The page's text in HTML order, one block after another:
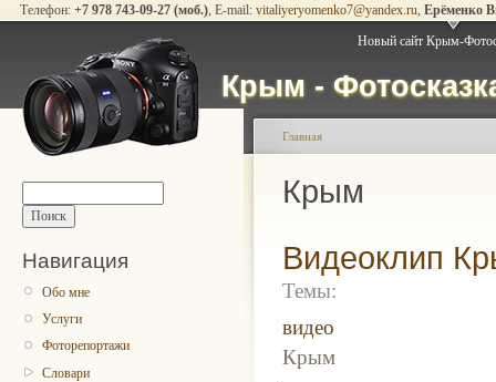
Телефон: +7 978 743-09-27 (моб.), E-mail: vitaliyeryomenko7@yandex.ru, Ерёменко
Крым -
Новый сайт Крым-
Навигация
Обо мне
Услуги
Фоторепортажи
Словари
Главная
Крым
Видеоклип
Темы:
видео
Крым